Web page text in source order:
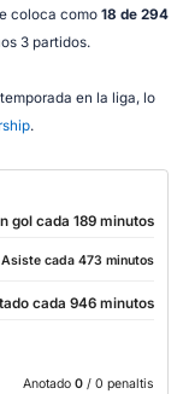
coloca como 18 de 294
3 partidos.
en la liga, lo
.
gol cada 189 minutos
Asiste cada 473 minutos
cada 946 minutos
Anotado 0 / 0 penaltis